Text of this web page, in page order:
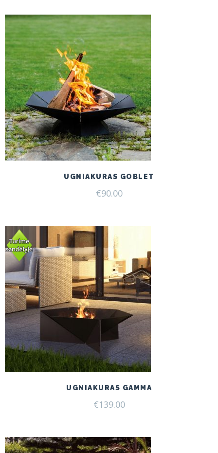
UGNIAKURAS GOBLET
€90.00
UGNIAKURAS GAMMA
€139.00